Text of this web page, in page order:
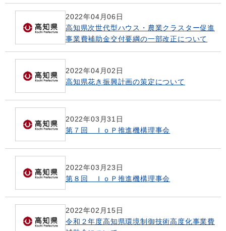
2022年04月06日
高知県次世代型ハウス・農業クラスター促進
事業費補助金交付要綱の一部改正について
2022年04月02日
高知県花き振興計画の策定について
2022年03月31日
第７回 ＩｏＰ推進機構理事会
2022年03月23日
第８回 ＩｏＰ推進機構理事会
2022年02月15日
令和２年度高知県環境制御技術高度化事業費